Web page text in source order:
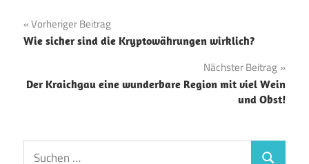
Beitragsnavigation
Vorheriger Beitrag
Wie sicher sind die Kryptowährungen wirklich?
Nächster Beitrag
Der Kraichgau eine wunderbare Region mit viel Wein
und Obst!
Suchen